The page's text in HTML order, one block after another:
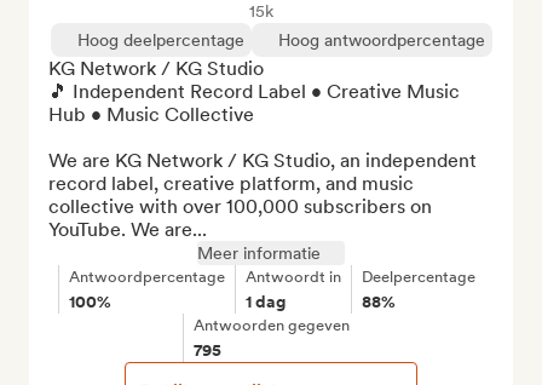
15k
Hoog deelpercentage
Hoog antwoordpercentage
KG Network / KG Studio
🎵 Independent Record Label • Creative Music
Hub • Music Collective
We are KG Network / KG Studio, an independent
record label, creative platform, and music
collective with over 100,000 subscribers on
YouTube. We are...
Meer informatie
Antwoordpercentage
100%
Antwoordt in
1 dag
Deelpercentage
88%
Antwoorden gegeven
795